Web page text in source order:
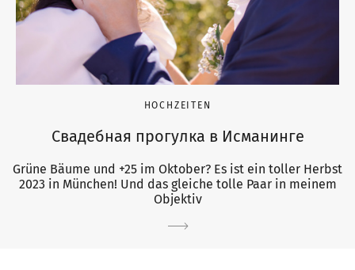
HOCHZEITEN
Свадебная прогулка в Исманинге
Grüne Bäume und +25 im Oktober? Es ist ein toller Herbst
2023 in München! Und das gleiche tolle Paar in meinem
Objektiv